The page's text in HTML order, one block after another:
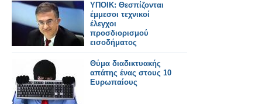
ΥΠΟΙΚ: Θεσπίζονται
έμμεσοι τεχνικοί
έλεγχοι
προσδιορισμού
εισοδήματος
Θύμα διαδικτυακής
απάτης ένας στους 10
Ευρωπαίους